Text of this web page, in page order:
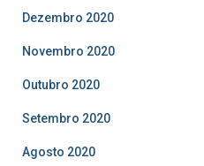
Dezembro 2020
Novembro 2020
Outubro 2020
Setembro 2020
Agosto 2020